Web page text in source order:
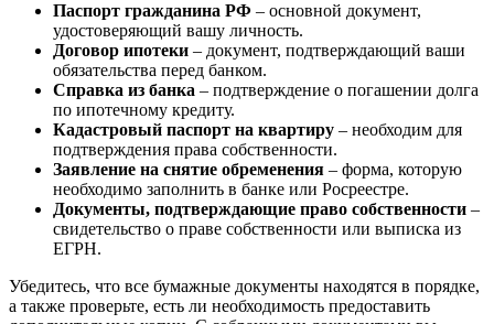
Паспорт гражданина РФ – основной документ,
удостоверяющий вашу личность.
Договор ипотеки – документ, подтверждающий ваши
обязательства перед банком.
Справка из банка – подтверждение о погашении долга
по ипотечному кредиту.
Кадастровый паспорт на квартиру – необходим для
подтверждения права собственности.
Заявление на снятие обременения – форма, которую
необходимо заполнить в банке или Росреестре.
Документы, подтверждающие право собственности –
свидетельство о праве собственности или выписка из
ЕГРН.
Убедитесь, что все бумажные документы находятся в порядке,
а также проверьте, есть ли необходимость предоставить